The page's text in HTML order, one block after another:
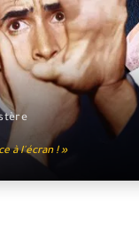
à l'écran ! »